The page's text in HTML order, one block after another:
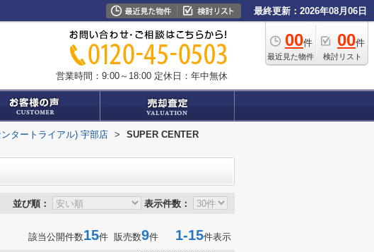
最終更新：2026年08月06日
00件
最近見た物件
00件
検討リスト
営業時間：9:00～18:00 定休日：年中無休
タートライアル) 宇部店 >
SUPER CENTER
並び順： 表示件数：
該当公開件数15件 販売数9件 1-15件表示